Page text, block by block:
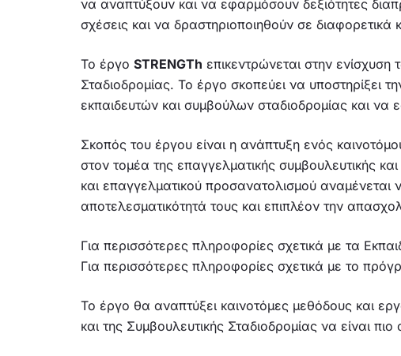
να αναπτύξουν και να εφαρμόσουν δεξιότητες
σχέσεις και να δραστηριοποιηθούν σε διαφορετικά
Το έργο STRENGTh επικεντρώνεται στην
Σταδιοδρομίας. Το έργο σκοπεύει να υποστηρίξει
εκπαιδευτών και συμβούλων σταδιοδρομίας και να
Σκοπός του έργου είναι η ανάπτυξη ενός
στον τομέα της επαγγελματικής συμβουλευτικής
και επαγγελματικού προσανατολισμού αναμένεται
αποτελεσματικότητά τους και επιπλέον την
Για περισσότερες πληροφορίες σχετικά με τα
Για περισσότερες πληροφορίες σχετικά με το
Το έργο θα αναπτύξει καινοτόμες μεθόδους και
και της Συμβουλευτικής Σταδιοδρομίας να είναι